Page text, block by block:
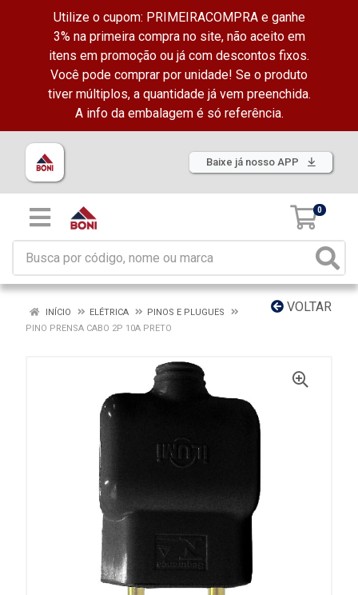
Utilize o cupom: PRIMEIRACOMPRA e ganhe
3% na primeira compra no site, não aceito em
itens em promoção ou já com descontos fixos.
Você pode comprar por unidade! Se o produto
tiver múltiplos, a quantidade já vem preenchida.
A info da embalagem é só referência.
Baixe já nosso APP
0
VOLTAR
INÍCIO ELÉTRICA
PINOS E PLUGUES
PINO PRENSA CABO 2P 10A PRETO